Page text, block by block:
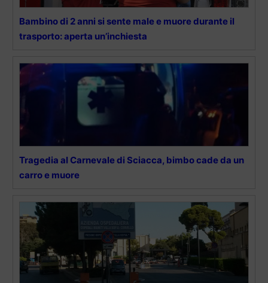
Bambino di 2 anni si sente male e muore durante il
trasporto: aperta un’inchiesta
Tragedia al Carnevale di Sciacca, bimbo cade da un
carro e muore